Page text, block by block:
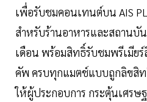
เพื่อรับชมคอนเทนต์บน AIS
สำหรับร้านอาหารและสถานบั
เดือน พร้อมสิทธิ์รับชมพรีเมียร์
คัพ ครบทุกแมตช์แบบถูกลิขสิท
ให้ผู้ประกอบการ กระตุ้นเศรษ